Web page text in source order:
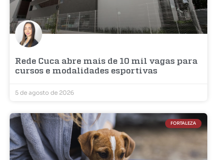
Rede Cuca abre mais de 10 mil vagas para
cursos e modalidades esportivas
5 de agosto de 2026
FORTALEZA